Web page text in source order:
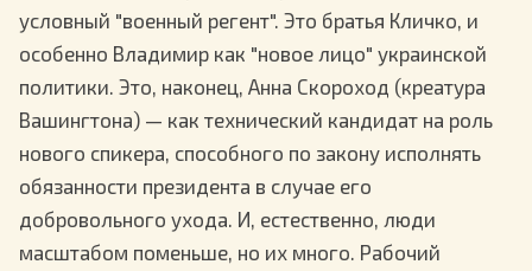
условный "военный регент". Это братья Кличко, и
особенно Владимир как "новое лицо" украинской
политики. Это, наконец, Анна Скороход (креатура
Вашингтона) — как технический кандидат на роль
нового спикера, способного по закону исполнять
обязанности президента в случае его
добровольного ухода. И, естественно, люди
масштабом поменьше, но их много. Рабочий